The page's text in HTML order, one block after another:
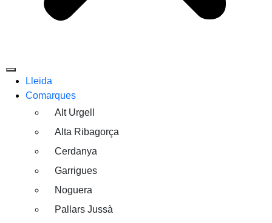
Lleida
Comarques
Alt Urgell
Alta Ribagorça
Cerdanya
Garrigues
Noguera
Pallars Jussà